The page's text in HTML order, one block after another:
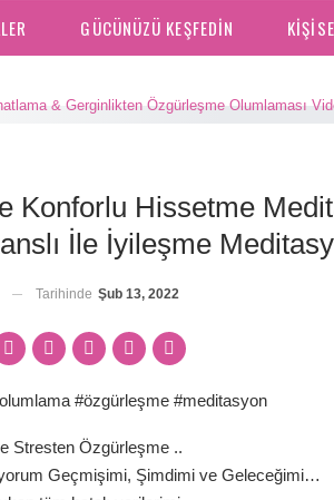
GÜCÜNÜZÜ KEŞFEDIN
Konforlu Hissetme
İle İyileşme
Tarihinde Şub 13, 2022
#özgürleşme #meditasyon
Stresten Özgürleşme ..
Geçmişimi, Şimdimi ve Geleceğimi…